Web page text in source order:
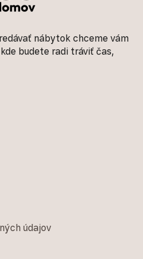
nábytok chceme vám
budete radi tráviť čas,
údajov